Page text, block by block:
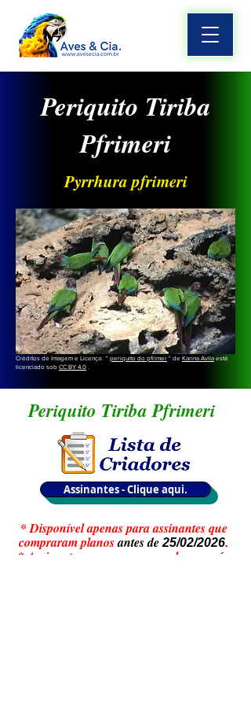
Periquito Tiriba
Pfrimeri
Pyrrhura pfrimeri
Créditos de Imagem e Licença: " periquito do pfrimer " de Karina Avila está
licenciado sob CC BY 4.0 .
Periquito Tiriba Pfrimeri
Assinantes - Clique aqui.
* Disponível apenas para assinantes que
compraram planosantes de25/02/2026.
* Assinantes que comprarem planos após